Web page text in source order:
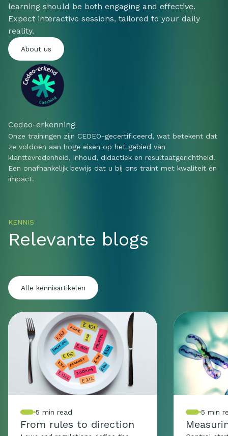
learning should be both engaging and effective.
Expect interactive sessions, tailored to your daily
reality.
About us
Cedeo-erkenning
Onze trainingen zijn CEDEO-gecertificeerd, wat betekent dat
ze voldoen aan hoge eisen op het gebied van
klanttevredenheid, inhoud, didactiek en resultaatgerichtheid.
Een onafhankelijk bewijs dat u bij ons traint met kwaliteit én
impact.
KENNIS
Relevante blogs
Alle kennisartikelen
5 min read
From rules to direction
5 min